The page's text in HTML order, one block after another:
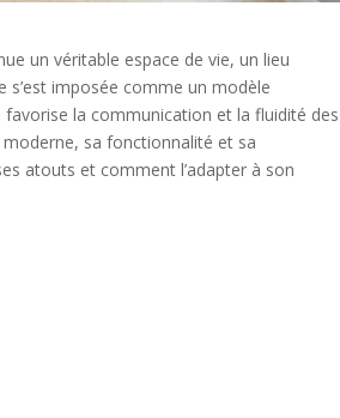
un véritable espace de vie, un lieu
s’est imposée comme un modèle
la communication et la fluidité des
sa fonctionnalité et sa
atouts et comment l’adapter à son